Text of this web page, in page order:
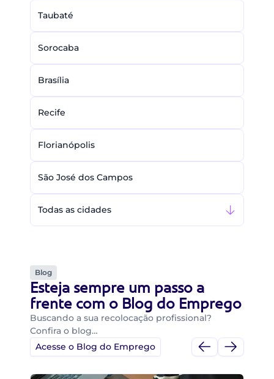
Taubaté
Sorocaba
Brasília
Recife
Florianópolis
São José dos Campos
Todas as cidades
Blog
Esteja sempre um passo a
frente com o Blog do Emprego
Buscando a sua recolocação profissional?
Confira o blog…
Acesse o Blog do Emprego